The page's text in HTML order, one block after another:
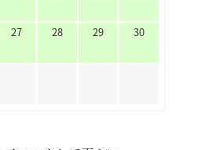
27 28 29 30